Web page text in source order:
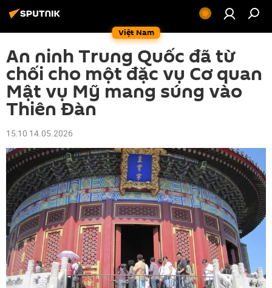
Việt Nam
An ninh Trung Quốc đã từ
chối cho một đặc vụ Cơ quan
Mật vụ Mỹ mang súng vào
Thiên Đàn
15:10 14.05.2026